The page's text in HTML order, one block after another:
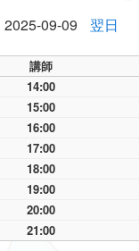
2025-09-09 翌日
講師
14:00
15:00
16:00
17:00
18:00
19:00
20:00
21:00